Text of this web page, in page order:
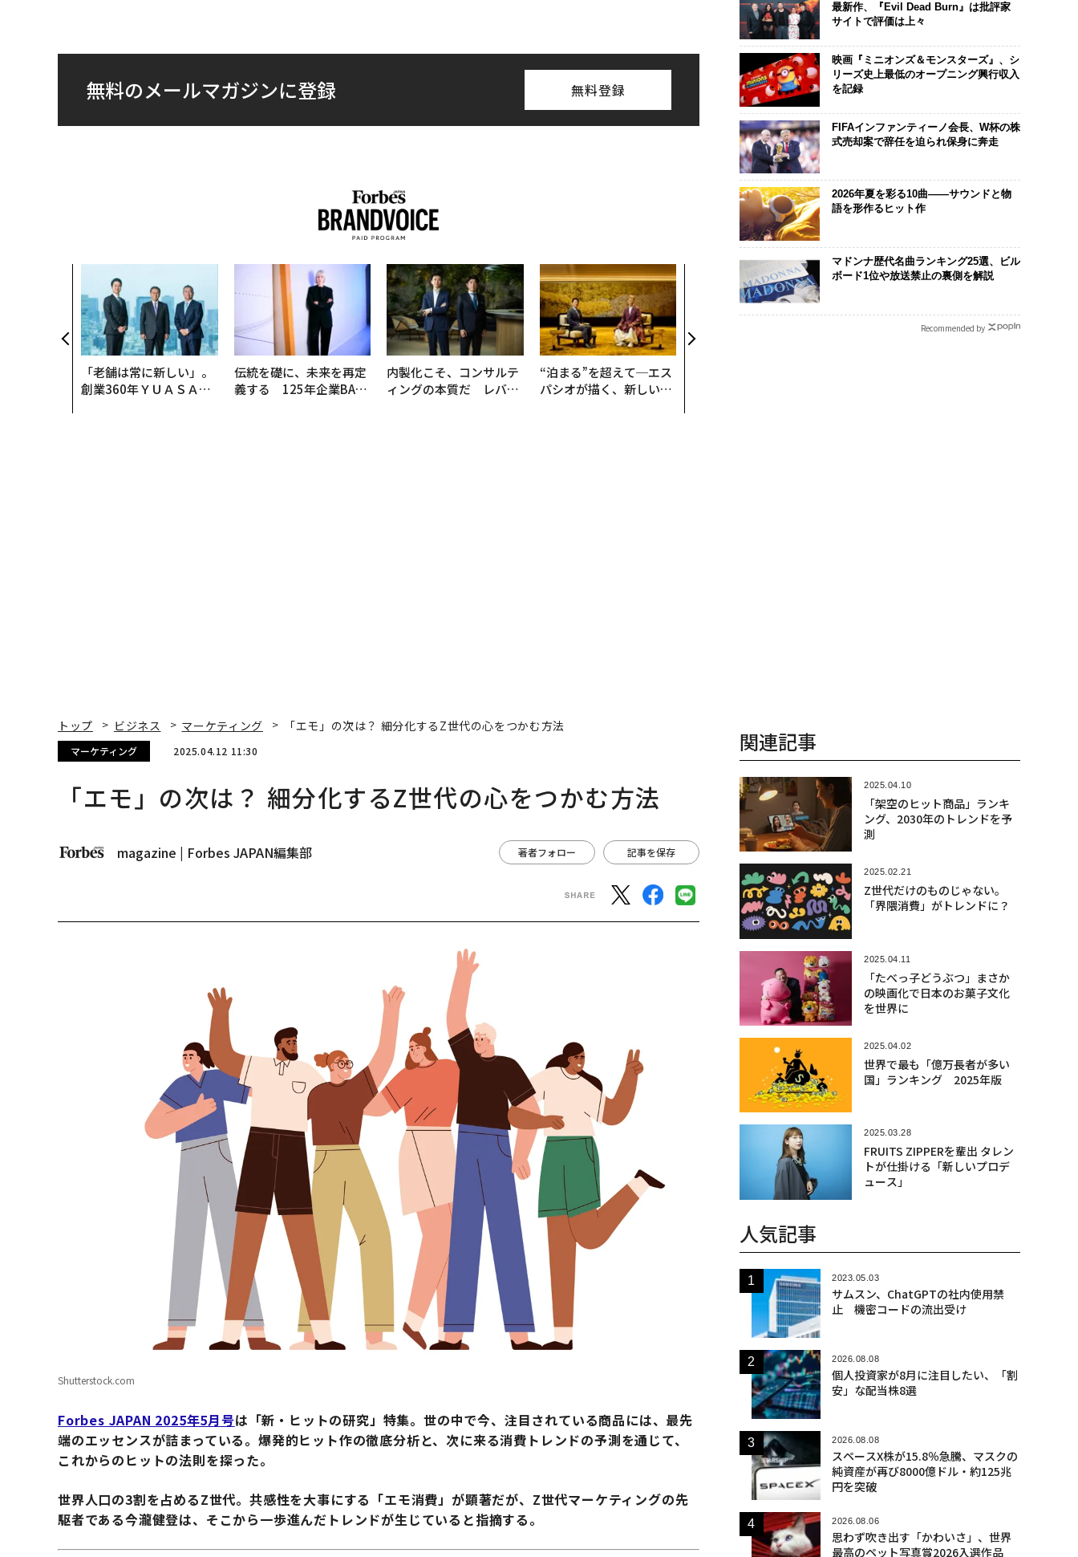
無料のメールマガジンに登録 無料登録
「老舗は常に新しい」。
創業360年ＹＵＡＳＡと
伝統を礎に、未来を再定
義する 125年企業BAT
内製化こそ、コンサルテ
ィングの本質だ レバレ
“泊まる”を超えて─エス
パシオが描く、新しい日
AIが変えるのは効率では
なく顧客体験だ──Hub
Spot Japanが語る「Gr
ow Better」な組織のつ
〈7.25(土)開催〉5年後
あるか。トップエグゼク
ティブのキャリアに触れ
手にした「次
最新作、『Evil Dead Burn』は批評家
サイトで評価は上々
映画『ミニオンズ＆モンスターズ』、シ
リーズ史上最低のオープニング興行収入
を記録
FIFAインファンティーノ会長、W杯の株
式売却案で辞任を迫られ保身に奔走
2026年夏を彩る10曲——サウンドと物
語を形作るヒット作
マドンナ歴代名曲ランキング25選、ビル
ボード1位や放送禁止の裏側を解説
Recommended by
トップ ビジネス マーケティング 「エモ」の次は？ 細分化するZ世代の心をつかむ方法
マーケティング 2025.04.12 11:30
「エモ」の次は？ 細分化するZ世代の心をつかむ方法
magazine | Forbes JAPAN編集部 著者フォロー 記事を保存
Shutterstock.com
Forbes JAPAN 2025年5月号は「新・ヒットの研究」特集。世の中で今、注目されている商品には、最先
端のエッセンスが詰まっている。爆発的ヒット作の徹底分析と、次に来る消費トレンドの予測を通じて、
これからのヒットの法則を探った。
世界人口の3割を占めるZ世代。共感性を大事にする「エモ消費」が顕著だが、Z世代マーケティングの先
駆者である今瀧健登は、そこから一歩進んだトレンドが生じていると指摘する。
関連記事
2025.04.10
「架空のヒット商品」ランキ
ング、2030年のトレンドを予
測
2025.02.21
Z世代だけのものじゃない。
「界隈消費」がトレンドに？
2025.04.11
「たべっ子どうぶつ」まさか
の映画化で日本のお菓子文化
を世界に
2025.04.02
世界で最も「億万長者が多い
国」ランキング 2025年版
2025.03.28
FRUITS ZIPPERを輩出 タレン
トが仕掛ける「新しいプロデ
ュース」
人気記事
2023.05.03
サムスン、ChatGPTの社内使用禁
止 機密コードの流出受け
2026.08.08
個人投資家が8月に注目したい、「割
安」な配当株8選
2026.08.08
スペースX株が15.8％急騰、マスクの
純資産が再び8000億ドル・約125兆
円を突破
2026.08.06
思わず吹き出す「かわいさ」、世界
最高のペット写真賞2026入選作品